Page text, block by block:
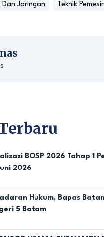
Dan Jaringan
Teknik
BOSP 2026 Tahap 1
2026
Hukum, Bapas
5 Batam